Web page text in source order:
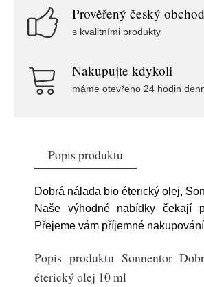
Prověřený český obchod
s kvalitními produkty
Nakupujte kdykoli
máme otevřeno 24 hodin
Popis produktu
Dobrá nálada bio éterický olej,
Naše výhodné nabídky čekají
Přejeme vám příjemné
Popis produktu Sonnentor
éterický olej 10 ml